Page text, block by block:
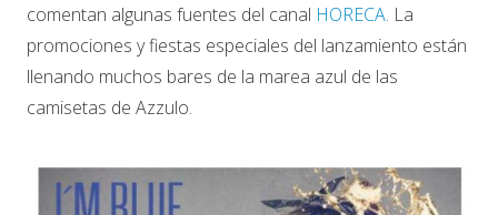
comentan algunas fuentes del canal HORECA. La
promociones y fiestas especiales del lanzamiento están
llenando muchos bares de la marea azul de las
camisetas de Azzulo.